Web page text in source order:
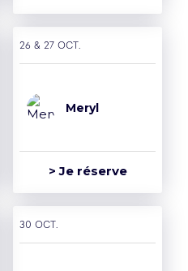
26 & 27 oct.
Meryl
> Je réserve
30 oct.